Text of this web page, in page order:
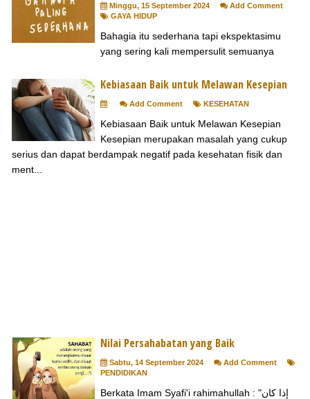
Minggu, 15 September 2024
Add Comment
GAYA HIDUP
Bahagia itu sederhana tapi ekspektasimu
yang sering kali mempersulit semuanya
Kebiasaan Baik untuk Melawan Kesepian
Add Comment KESEHATAN
Kebiasaan Baik untuk Melawan Kesepian
Kesepian merupakan masalah yang cukup
serius dan dapat berdampak negatif pada kesehatan fisik dan
ment...
Nilai Persahabatan yang Baik
Sabtu, 14 September 2024
Add Comment
PENDIDIKAN
Berkata Imam Syafi'i rahimahullah : "إذا كان